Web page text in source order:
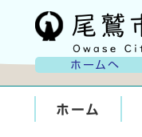
ホームへ
ホーム